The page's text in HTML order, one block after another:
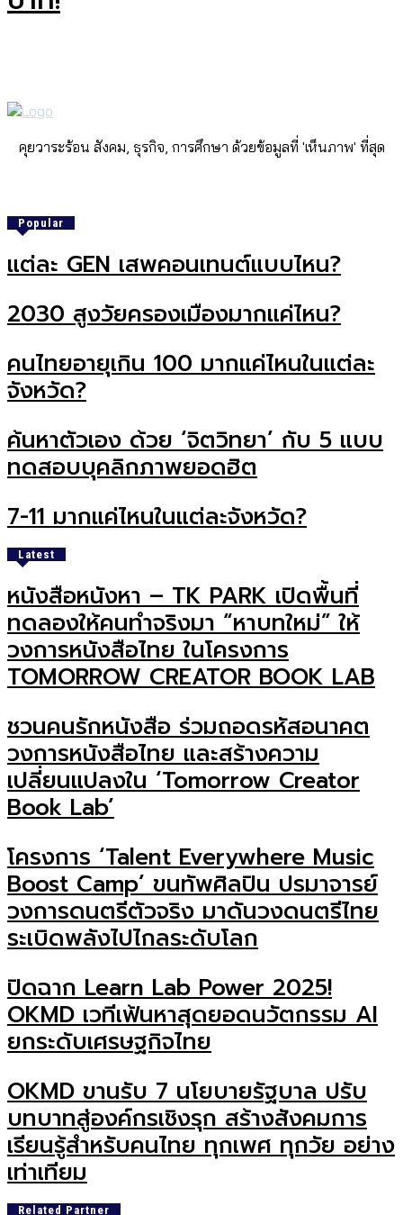
คุยวาระร้อน สังคม, ธุรกิจ, การศึกษา ด้วยข้อมูลที่ 'เห็นภาพ' ที่สุด
Popular
แต่ละ GEN เสพคอนเทนต์แบบไหน?
2030 สูงวัยครองเมืองมากแค่ไหน?
คนไทยอายุเกิน 100 มากแค่ไหนในแต่ละ
จังหวัด?
ค้นหาตัวเอง ด้วย ‘จิตวิทยา’ กับ 5 แบบ
ทดสอบบุคลิกภาพยอดฮิต
7-11 มากแค่ไหนในแต่ละจังหวัด?
Latest
หนังสือหนังหา – TK PARK เปิดพื้นที่
ทดลองให้คนทำจริงมา “หาบทใหม่” ให้
วงการหนังสือไทย ในโครงการ
TOMORROW CREATOR BOOK LAB
ชวนคนรักหนังสือ ร่วมถอดรหัสอนาคต
วงการหนังสือไทย และสร้างความ
เปลี่ยนแปลงใน ‘Tomorrow Creator
Book Lab’
โครงการ ‘Talent Everywhere Music
Boost Camp’ ขนทัพศิลปิน ปรมาจารย์
วงการดนตรีตัวจริง มาดันวงดนตรีไทย
ระเบิดพลังไปไกลระดับโลก
ปิดฉาก Learn Lab Power 2025!
OKMD เวทีเฟ้นหาสุดยอดนวัตกรรม AI
ยกระดับเศรษฐกิจไทย
OKMD ขานรับ 7 นโยบายรัฐบาล ปรับ
บทบาทสู่องค์กรเชิงรุก สร้างสังคมการ
เรียนรู้สำหรับคนไทย ทุกเพศ ทุกวัย อย่าง
เท่าเทียม
Related Partner